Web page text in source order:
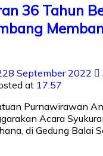
36 Tahun
8 September 2022
at 17:57
Purnawirawan
Acara
di Gedung Balai